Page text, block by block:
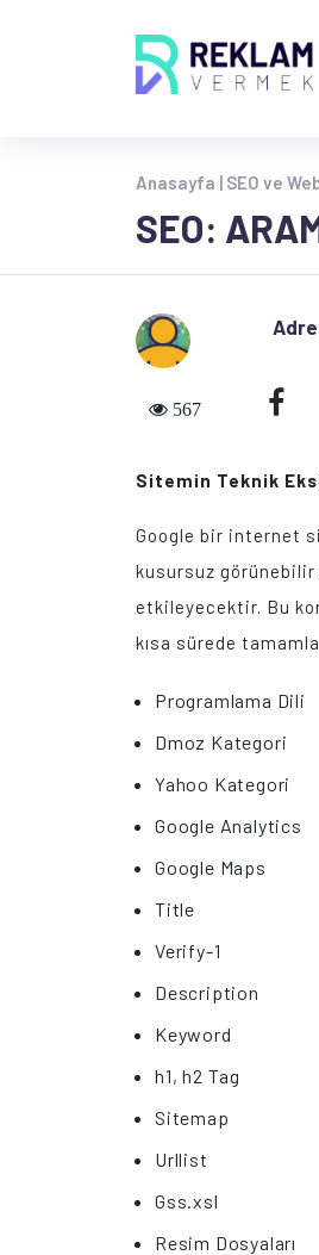
Anasayfa | SEO ve
SEO:
567
Sitemin Teknik
Google bir internet
kusursuz görünebilir
etkileyecektir. Bu
kısa sürede
Programlama Dili
Dmoz Kategori
Yahoo Kategori
Google Analytics
Google Maps
Title
Verify-1
Description
Keyword
h1, h2 Tag
Sitemap
Urllist
Gss.xsl
Resim Dosyaları